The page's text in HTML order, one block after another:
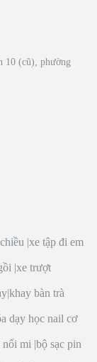
10 (cũ), phường
|xe tập đi em
|xe trượt
|khay bàn trà
dạy học nail cơ
nối mi |bộ sạc pin